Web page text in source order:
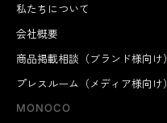
私たちについて
会社概要
商品掲載相談（ブランド様向け）
プレスルーム（メディア様向け）
MONOCO